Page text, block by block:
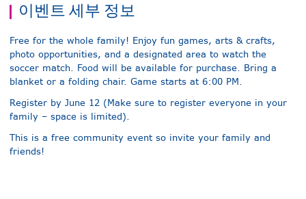
이벤트 세부 정보
Free for the whole family! Enjoy fun games, arts & crafts,
photo opportunities, and a designated area to watch the
soccer match. Food will be available for purchase. Bring a
blanket or a folding chair. Game starts at 6:00 PM.
Register by June 12 (Make sure to register everyone in your
family – space is limited).
This is a free community event so invite your family and
friends!